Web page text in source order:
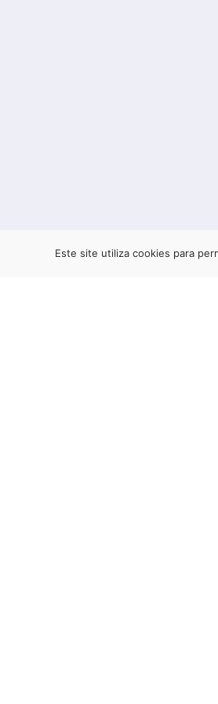
Este site utiliza cookies para